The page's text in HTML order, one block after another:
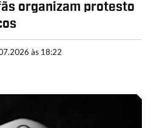
organizam protesto
às 18:22